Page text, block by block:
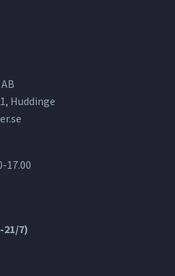
Huddinge
17.00
7)